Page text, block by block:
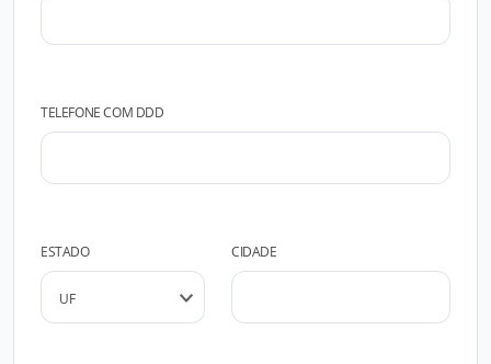
TELEFONE COM DDD
ESTADO CIDADE